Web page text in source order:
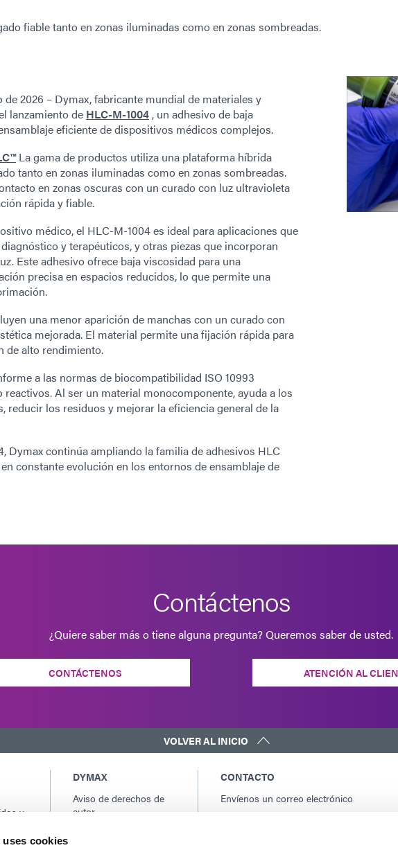
cookies
fiable tanto en zonas iluminadas como en zonas sombreadas.
2026 – Dymax, fabricante mundial de materiales y
lanzamiento de HLC-M-1004 , un adhesivo de baja
eficiente de dispositivos médicos complejos.
La gama de productos utiliza una plataforma híbrida
tanto en zonas iluminadas como en zonas sombreadas.
en zonas oscuras con un curado con luz ultravioleta
rápida y fiable.
médico, el HLC-M-1004 es ideal para aplicaciones que
y terapéuticos, y otras piezas que incorporan
Este adhesivo ofrece baja viscosidad para una
precisa en espacios reducidos, lo que permite una
una menor aparición de manchas con un curado con
mejorada. El material permite una fijación rápida para
de alto rendimiento.
a las normas de biocompatibilidad ISO 10993
Al ser un material monocomponente, ayuda a los
reducir los residuos y mejorar la eficiencia general de la
Dymax continúa ampliando la familia de adhesivos HLC
constante evolución en los entornos de ensamblaje de
Contáctenos
¿Quiere saber más o tiene alguna pregunta? Queremos saber de usted.
CONTÁCTENOS ATENCIÓN AL
VOLVER AL INICIO
y
DYMAX
Aviso de derechos de
autor
CONTACTO
Envíenos un correo electrónico